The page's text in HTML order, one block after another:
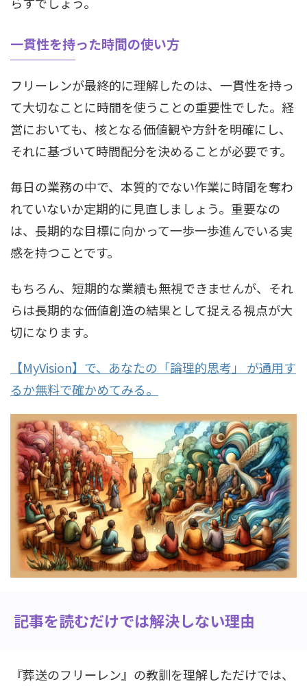
一貫性を持った時間の使い方
フリーレンが最終的に理解したのは、一貫性を持っ
て大切なことに時間を使うことの重要性でした。経
営においても、核となる価値観や方針を明確にし、
それに基づいて時間配分を決めることが必要です。
毎日の業務の中で、本質的でない作業に時間を奪わ
れていないか定期的に見直しましょう。重要なの
は、長期的な目標に向かって一歩一歩進んでいる実
感を持つことです。
もちろん、短期的な業績も無視できませんが、それ
らは長期的な価値創造の結果として捉える視点が大
切になります。
【MyVision】で、あなたの「論理的思考」 が通用す
るか無料で確かめてみる。
記事を読むだけでは解決しない理由
『葬送のフリーレン』の教訓を理解しただけでは、